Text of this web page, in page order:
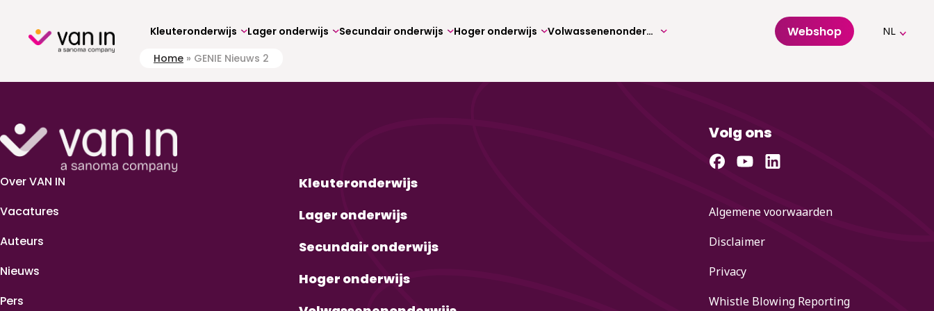
content Kleuteronderwijs Lager onderwijs Secundair onderwijs Hoger onderwijs Volwassenenonderwijs Webshop NL
Home » GENIE Nieuws 2
Over VAN IN
Vacatures
Auteurs
Nieuws
Pers
Kleuteronderwijs
Lager onderwijs
Secundair onderwijs
Hoger onderwijs
Volg ons
Algemene voorwaarden
Disclaimer
Privacy
Whistle Blowing Reporting